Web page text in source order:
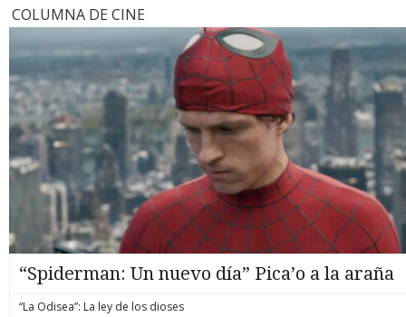
COLUMNA DE CINE
“Spiderman: Un nuevo día” Pica’o a la araña
“La Odisea”: La ley de los dioses